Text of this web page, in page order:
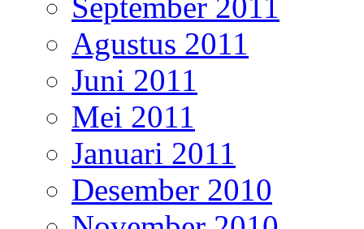
Agustus 2011
Juni 2011
Mei 2011
Januari 2011
Desember 2010